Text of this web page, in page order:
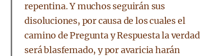
repentina. Y muchos seguirán sus
disoluciones, por causa de los cuales el
camino de Pregunta y Respuesta la verdad
será blasfemado, y por avaricia harán